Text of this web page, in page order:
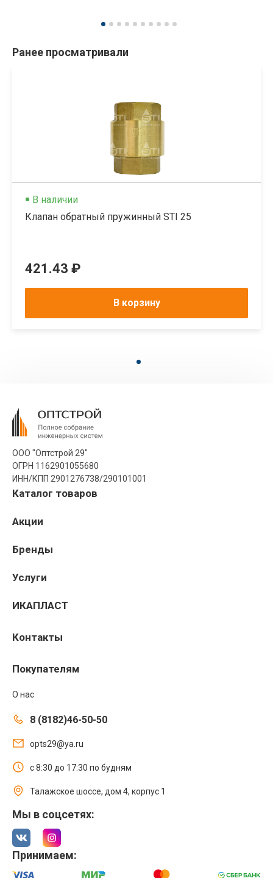
Ранее просматривали
В наличии
Клапан обратный пружинный STI 25
421.43 ₽
В корзину
ООО "Оптстрой 29"
ОГРН 1162901055680
ИНН/КПП 2901276738/290101001
Каталог товаров
Акции
Бренды
Услуги
ИКАПЛАСТ
Контакты
Покупателям
О нас
8 (8182)46-50-50
opts29@ya.ru
с 8:30 до 17:30 по будням
Талажское шоссе, дом 4, корпус 1
Мы в соцсетях:
Принимаем: